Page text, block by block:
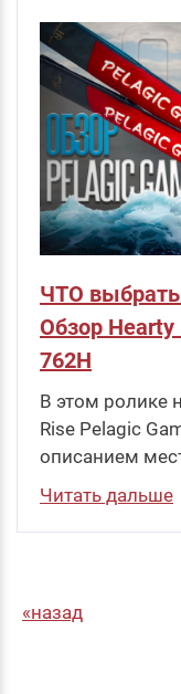
ЧТО выбрать
Обзор Hearty
762H
В этом ролике
Rise Pelagic
описанием
Читать дальше
назад